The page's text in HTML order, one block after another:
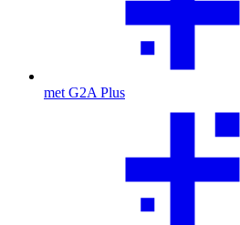
met G2A Plus